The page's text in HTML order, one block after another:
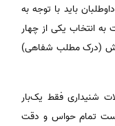
باید با توجه به
انتخاب یکی از چهار
بخش (درک مطلب شفاهی)
شنیداری فقط یک‌بار
است تمام حواس و دقت